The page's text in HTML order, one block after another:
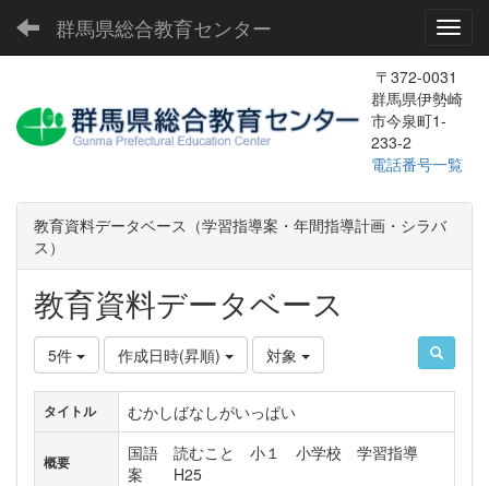
群馬県総合教育センター
〒372-0031
群馬県伊勢崎
市今泉町1-
233-2
電話番号一覧
教育資料データベース（学習指導案・年間指導計画・シラバ
ス）
教育資料データベース
5件 作成日時(昇順) 対象
タイトル むかしばなしがいっぱい
概要
国語 読むこと 小１ 小学校 学習指導
案 H25